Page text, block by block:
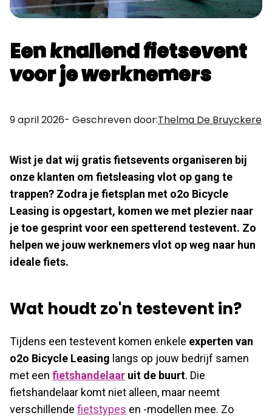
Een knallend fietsevent
voor je werknemers
9 april 2026- Geschreven door:Thelma De Bruyckere
Wist je dat wij gratis fietsevents organiseren bij
onze klanten om fietsleasing vlot op gang te
trappen? Zodra je fietsplan met o2o Bicycle
Leasing is opgestart, komen we met plezier naar
je toe gesprint voor een spetterend testevent. Zo
helpen we jouw werknemers vlot op weg naar hun
ideale fiets.
Wat houdt zo'n testevent in?
Tijdens een testevent komen enkele experten van
o2o Bicycle Leasing langs op jouw bedrijf samen
met een fietshandelaar uit de buurt. Die
fietshandelaar komt niet alleen, maar neemt
verschillende fietstypes en -modellen mee. Zo